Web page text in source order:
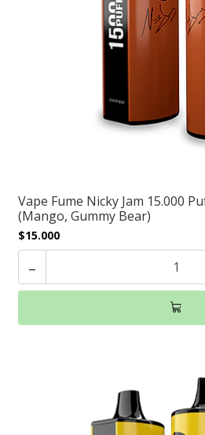
Vape Fume Nicky Jam 15.000
(Mango, Gummy Bear)
$15.000
-